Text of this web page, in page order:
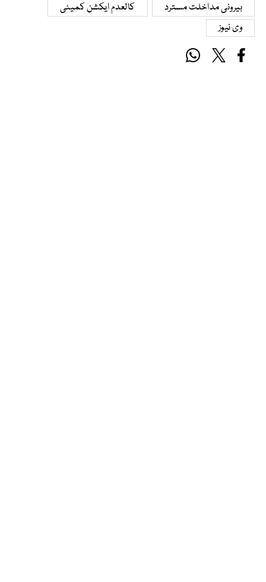
بیرونی مداخلت مسترد
کالعدم ایکشن کمیٹی
وی نیوز